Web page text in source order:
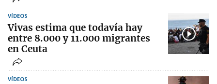
VÍDEOS
Vivas estima que todavía hay
entre 8.000 y 11.000 migrantes
en Ceuta
VÍDEOS